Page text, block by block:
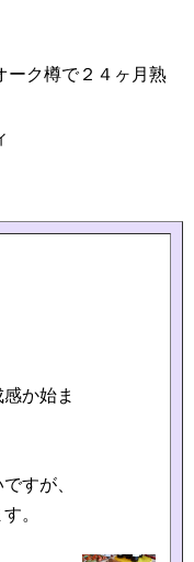
ーク樽で２４ヶ月熟
か始ま
すが、
。